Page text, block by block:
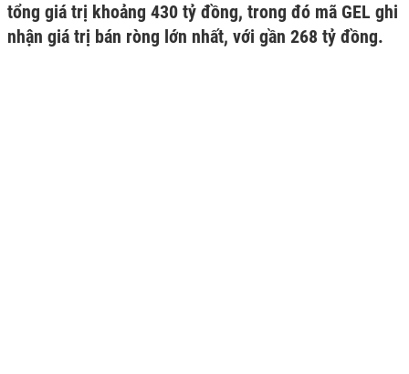
tổng giá trị khoảng 430 tỷ đồng, trong đó mã GEL ghi
nhận giá trị bán ròng lớn nhất, với gần 268 tỷ đồng.